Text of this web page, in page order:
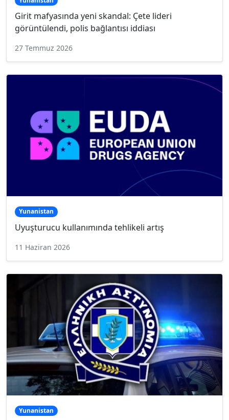
Girit mafyasında yeni skandal: Çete lideri
görüntülendi, polis bağlantısı iddiası
27 Temmuz 2026
Yunanistan
Uyuşturucu kullanımında tehlikeli artış
11 Haziran 2026
Yunanistan